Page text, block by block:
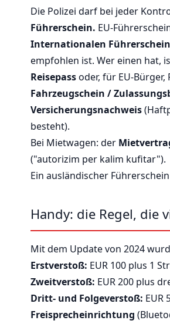
Die Polizei darf bei jeder
Führerschein. EU-
Internationalen Führerschein
empfohlen ist. Wer einen hat,
Reisepassoder, für EU-Bürger,
Fahrzeugschein /
Versicherungsnachweis
besteht).
Bei Mietwagen: der
("autorizim per kalim kufitar").
Ein ausländischer
Handy: die Regel, die
Mit dem Update von 2024
Erstverstoß: EUR 100 plus 1
Zweitverstoß: EUR 200 plus
Dritt- und Folgeverstoß: EUR
Freisprecheinrichtung